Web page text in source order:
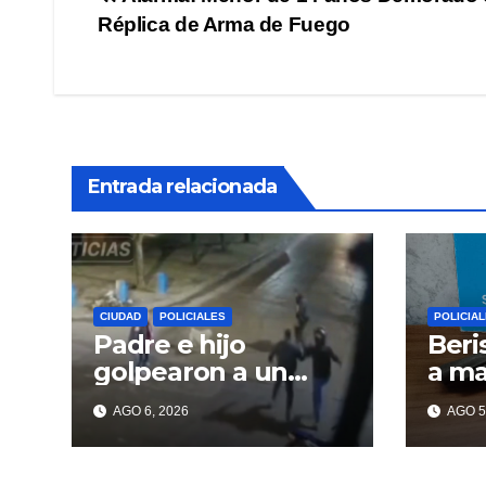
de
Réplica de Arma de Fuego
Entrada relacionada
CIUDAD POLICIALES
Padre e hijo
golpearon a un
delincuente para
recuperar un
celular robado en
AGO 6, 2026
a
AGO